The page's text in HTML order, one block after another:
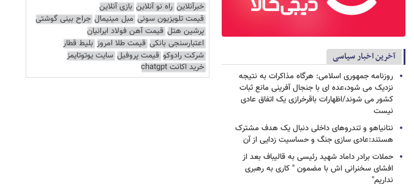
آخرین اخبار سیاسی
روزنامه جمهوری اسلامی: هرگاه مذاکرات به نتیجه
نزدیک می شود،عده ای با جنجال آفرینی مانع ثبات
کشور می شوند/اظهارات باقرخرازی یک اتفاق عادی
نیست
نتانیاهو و تندروهای داخلی دنبال یک هدف مشترک
هستند:عادی سازی جنگ و حساسیت زدایی از آن
حملات برادر داماد شهید رئیسی به قالیباف بعد از
افشای سخنرانی اش با مضمون " کاری به رهبری
نداریم"
خبرآنلاین راه نو آنلاین بازی آنلاین
قیمت تلویزیون سونی مبل مینیمال جراح بینی گوشتی
پرشین هتل قیمت آهن فولاد ایرانیان
اعتبارسنجی بانکی قیمت طلا امروز بلیط قطار
شرکت رادوکو قیمت پروفیل سایت یوتوتایمز
خرید اکانت chatgpt